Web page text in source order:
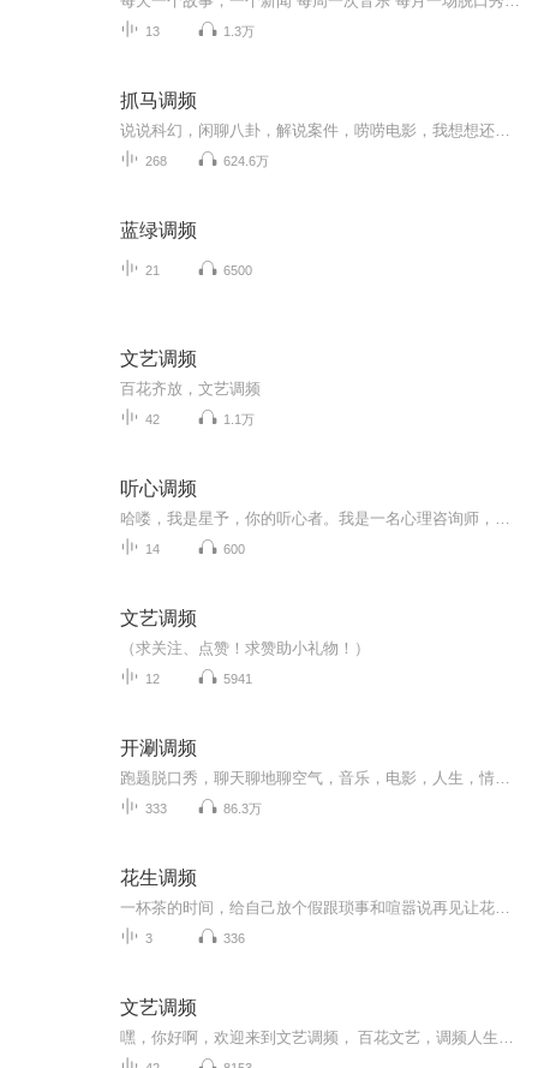
13 1.3万
抓马调频
268 624.6万
蓝绿调频
21 6500
文艺调频
百花齐放，文艺调频
42 1.1万
听心调频
14 600
文艺调频
（求关注、点赞！求赞助小礼物！）
12 5941
开涮调频
333 86.3万
花生调频
3 336
文艺调频